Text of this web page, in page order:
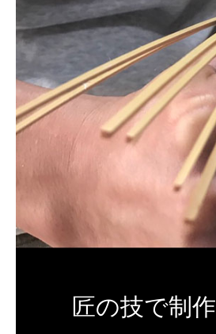
匠の技で制作